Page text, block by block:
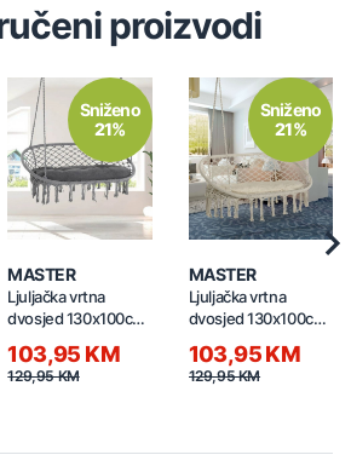
proizvodi
Sniženo
21%
MASTER
Ljuljačka vrtna
dvosjed 130x100cm
103,95 KM
129,95 KM
Sniženo
21%
MASTER
Ljuljačka vrtna
dvosjed 130x100cm
103,95 KM
129,95 KM